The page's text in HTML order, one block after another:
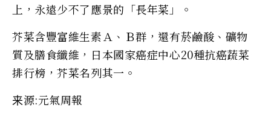
上，永遠少不了應景的「長年菜」。
芥菜含豐富維生素Ａ、Ｂ群，還有菸鹼酸、礦物
質及膳食纖維，日本國家癌症中心20種抗癌蔬菜
排行榜，芥菜名列其一。
来源:元氣周報